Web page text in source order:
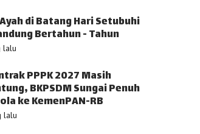
di Batang Hari Setubuhi
Bertahun - Tahun
lalu
PPPK 2027 Masih
BKPSDM Sungai Penuh
ke KemenPAN-RB
lalu